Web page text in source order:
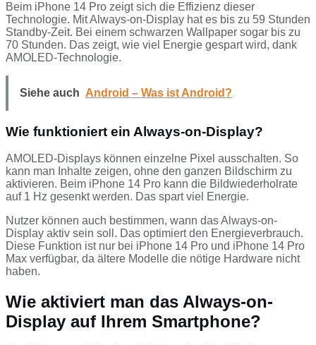
Beim iPhone 14 Pro zeigt sich die Effizienz dieser
Technologie. Mit Always-on-Display hat es bis zu 59 Stunden
Standby-Zeit. Bei einem schwarzen Wallpaper sogar bis zu
70 Stunden. Das zeigt, wie viel Energie gespart wird, dank
AMOLED-Technologie.
Siehe auch Android – Was ist Android?
Wie funktioniert ein Always-on-Display?
AMOLED-Displays können einzelne Pixel ausschalten. So
kann man Inhalte zeigen, ohne den ganzen Bildschirm zu
aktivieren. Beim iPhone 14 Pro kann die Bildwiederholrate
auf 1 Hz gesenkt werden. Das spart viel Energie.
Nutzer können auch bestimmen, wann das Always-on-
Display aktiv sein soll. Das optimiert den Energieverbrauch.
Diese Funktion ist nur bei iPhone 14 Pro und iPhone 14 Pro
Max verfügbar, da ältere Modelle die nötige Hardware nicht
haben.
Wie aktiviert man das Always-on-
Display auf Ihrem Smartphone?